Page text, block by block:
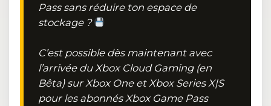
Pass sans réduire ton espace de
stockage ?
C’est possible dès maintenant avec
l’arrivée du Xbox Cloud Gaming (en
Bêta) sur Xbox One et Xbox Series X|S
pour les abonnés Xbox Game Pass